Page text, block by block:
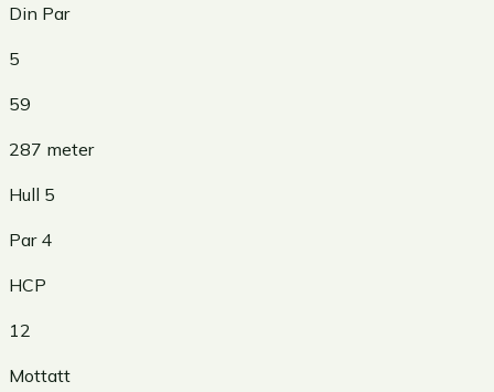
Din Par
5
59
287 meter
Hull 5
Par 4
HCP
12
Mottatt